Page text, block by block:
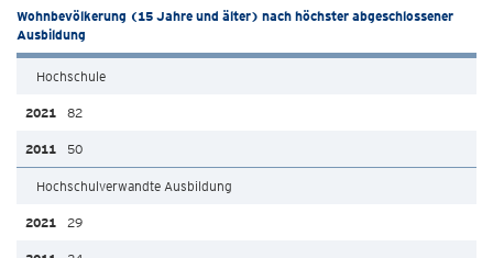
Wohnbevölkerung (15 Jahre und älter) nach höchster abgeschlossener
Ausbildung
Hochschule
82
50
Hochschulverwandte Ausbildung
29